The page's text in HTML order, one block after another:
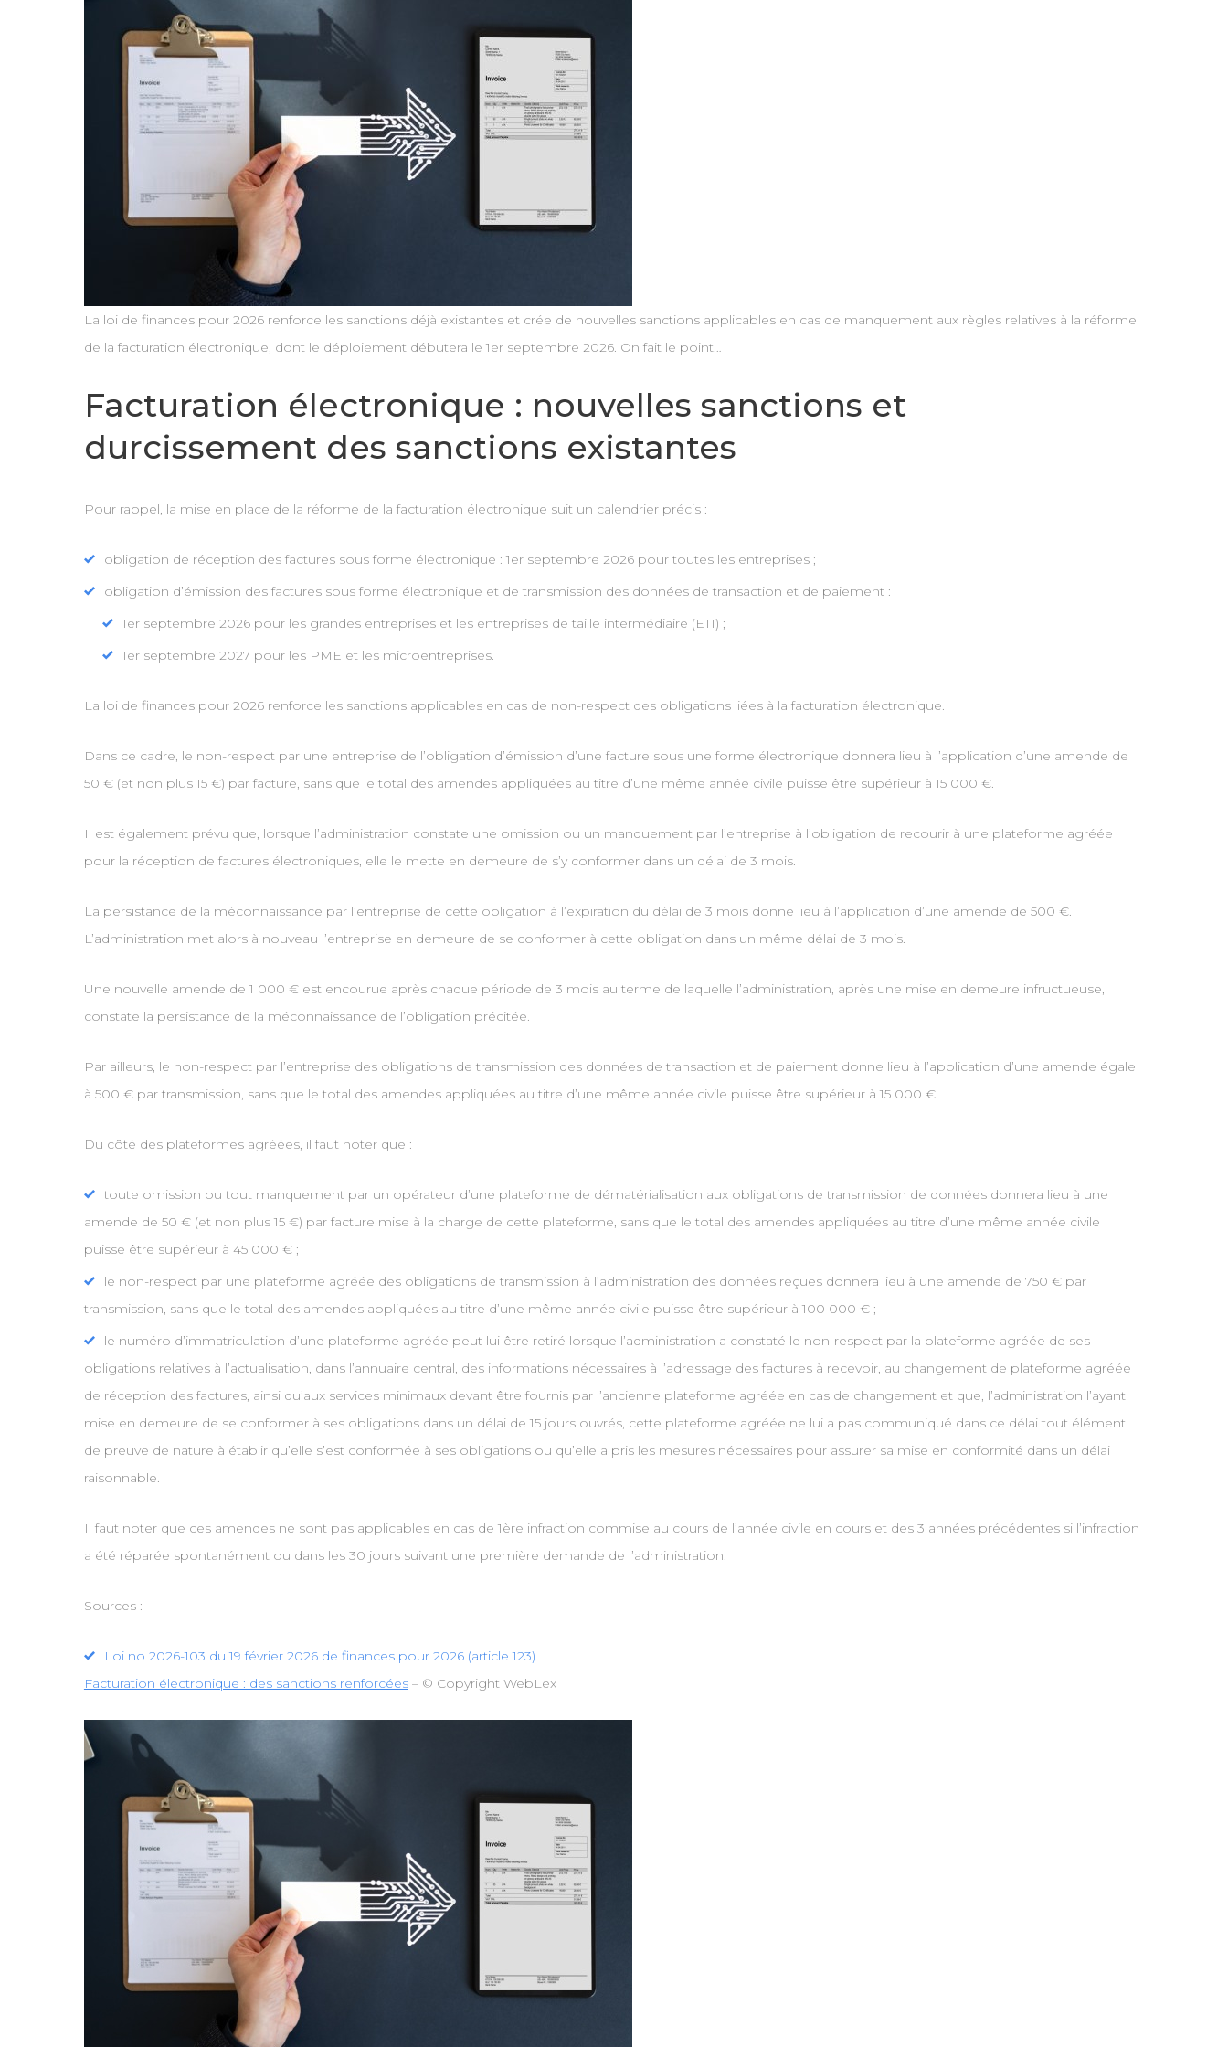
La loi de finances pour 2026 renforce les sanctions déjà existantes et crée de nouvelles sanctions applicables en cas de manquement aux règles relatives à la réforme
de la facturation électronique, dont le déploiement débutera le 1er septembre 2026. On fait le point…
Facturation électronique : nouvelles sanctions et
durcissement des sanctions existantes
Pour rappel, la mise en place de la réforme de la facturation électronique suit un calendrier précis :
obligation de réception des factures sous forme électronique : 1er septembre 2026 pour toutes les entreprises ;
obligation d’émission des factures sous forme électronique et de transmission des données de transaction et de paiement :
1er septembre 2026 pour les grandes entreprises et les entreprises de taille intermédiaire (ETI) ;
1er septembre 2027 pour les PME et les microentreprises.
La loi de finances pour 2026 renforce les sanctions applicables en cas de non-respect des obligations liées à la facturation électronique.
Dans ce cadre, le non-respect par une entreprise de l’obligation d’émission d’une facture sous une forme électronique donnera lieu à l’application d’une amende de
50 € (et non plus 15 €) par facture, sans que le total des amendes appliquées au titre d’une même année civile puisse être supérieur à 15 000 €.
Il est également prévu que, lorsque l’administration constate une omission ou un manquement par l’entreprise à l’obligation de recourir à une plateforme agréée
pour la réception de factures électroniques, elle le mette en demeure de s’y conformer dans un délai de 3 mois.
La persistance de la méconnaissance par l’entreprise de cette obligation à l’expiration du délai de 3 mois donne lieu à l’application d’une amende de 500 €.
L’administration met alors à nouveau l’entreprise en demeure de se conformer à cette obligation dans un même délai de 3 mois.
Une nouvelle amende de 1 000 € est encourue après chaque période de 3 mois au terme de laquelle l’administration, après une mise en demeure infructueuse,
constate la persistance de la méconnaissance de l’obligation précitée.
Par ailleurs, le non-respect par l’entreprise des obligations de transmission des données de transaction et de paiement donne lieu à l’application d’une amende égale
à 500 € par transmission, sans que le total des amendes appliquées au titre d’une même année civile puisse être supérieur à 15 000 €.
Du côté des plateformes agréées, il faut noter que :
toute omission ou tout manquement par un opérateur d’une plateforme de dématérialisation aux obligations de transmission de données donnera lieu à une
amende de 50 € (et non plus 15 €) par facture mise à la charge de cette plateforme, sans que le total des amendes appliquées au titre d’une même année civile
puisse être supérieur à 45 000 € ;
le non-respect par une plateforme agréée des obligations de transmission à l’administration des données reçues donnera lieu à une amende de 750 € par
transmission, sans que le total des amendes appliquées au titre d’une même année civile puisse être supérieur à 100 000 € ;
le numéro d’immatriculation d’une plateforme agréée peut lui être retiré lorsque l’administration a constaté le non-respect par la plateforme agréée de ses
obligations relatives à l’actualisation, dans l’annuaire central, des informations nécessaires à l’adressage des factures à recevoir, au changement de plateforme agréée
de réception des factures, ainsi qu’aux services minimaux devant être fournis par l’ancienne plateforme agréée en cas de changement et que, l’administration l’ayant
mise en demeure de se conformer à ses obligations dans un délai de 15 jours ouvrés, cette plateforme agréée ne lui a pas communiqué dans ce délai tout élément
de preuve de nature à établir qu’elle s’est conformée à ses obligations ou qu’elle a pris les mesures nécessaires pour assurer sa mise en conformité dans un délai
raisonnable.
Il faut noter que ces amendes ne sont pas applicables en cas de 1ère infraction commise au cours de l’année civile en cours et des 3 années précédentes si l’infraction
a été réparée spontanément ou dans les 30 jours suivant une première demande de l’administration.
Sources :
Loi no 2026-103 du 19 février 2026 de finances pour 2026 (article 123)
Facturation électronique : des sanctions renforcées– © Copyright WebLex